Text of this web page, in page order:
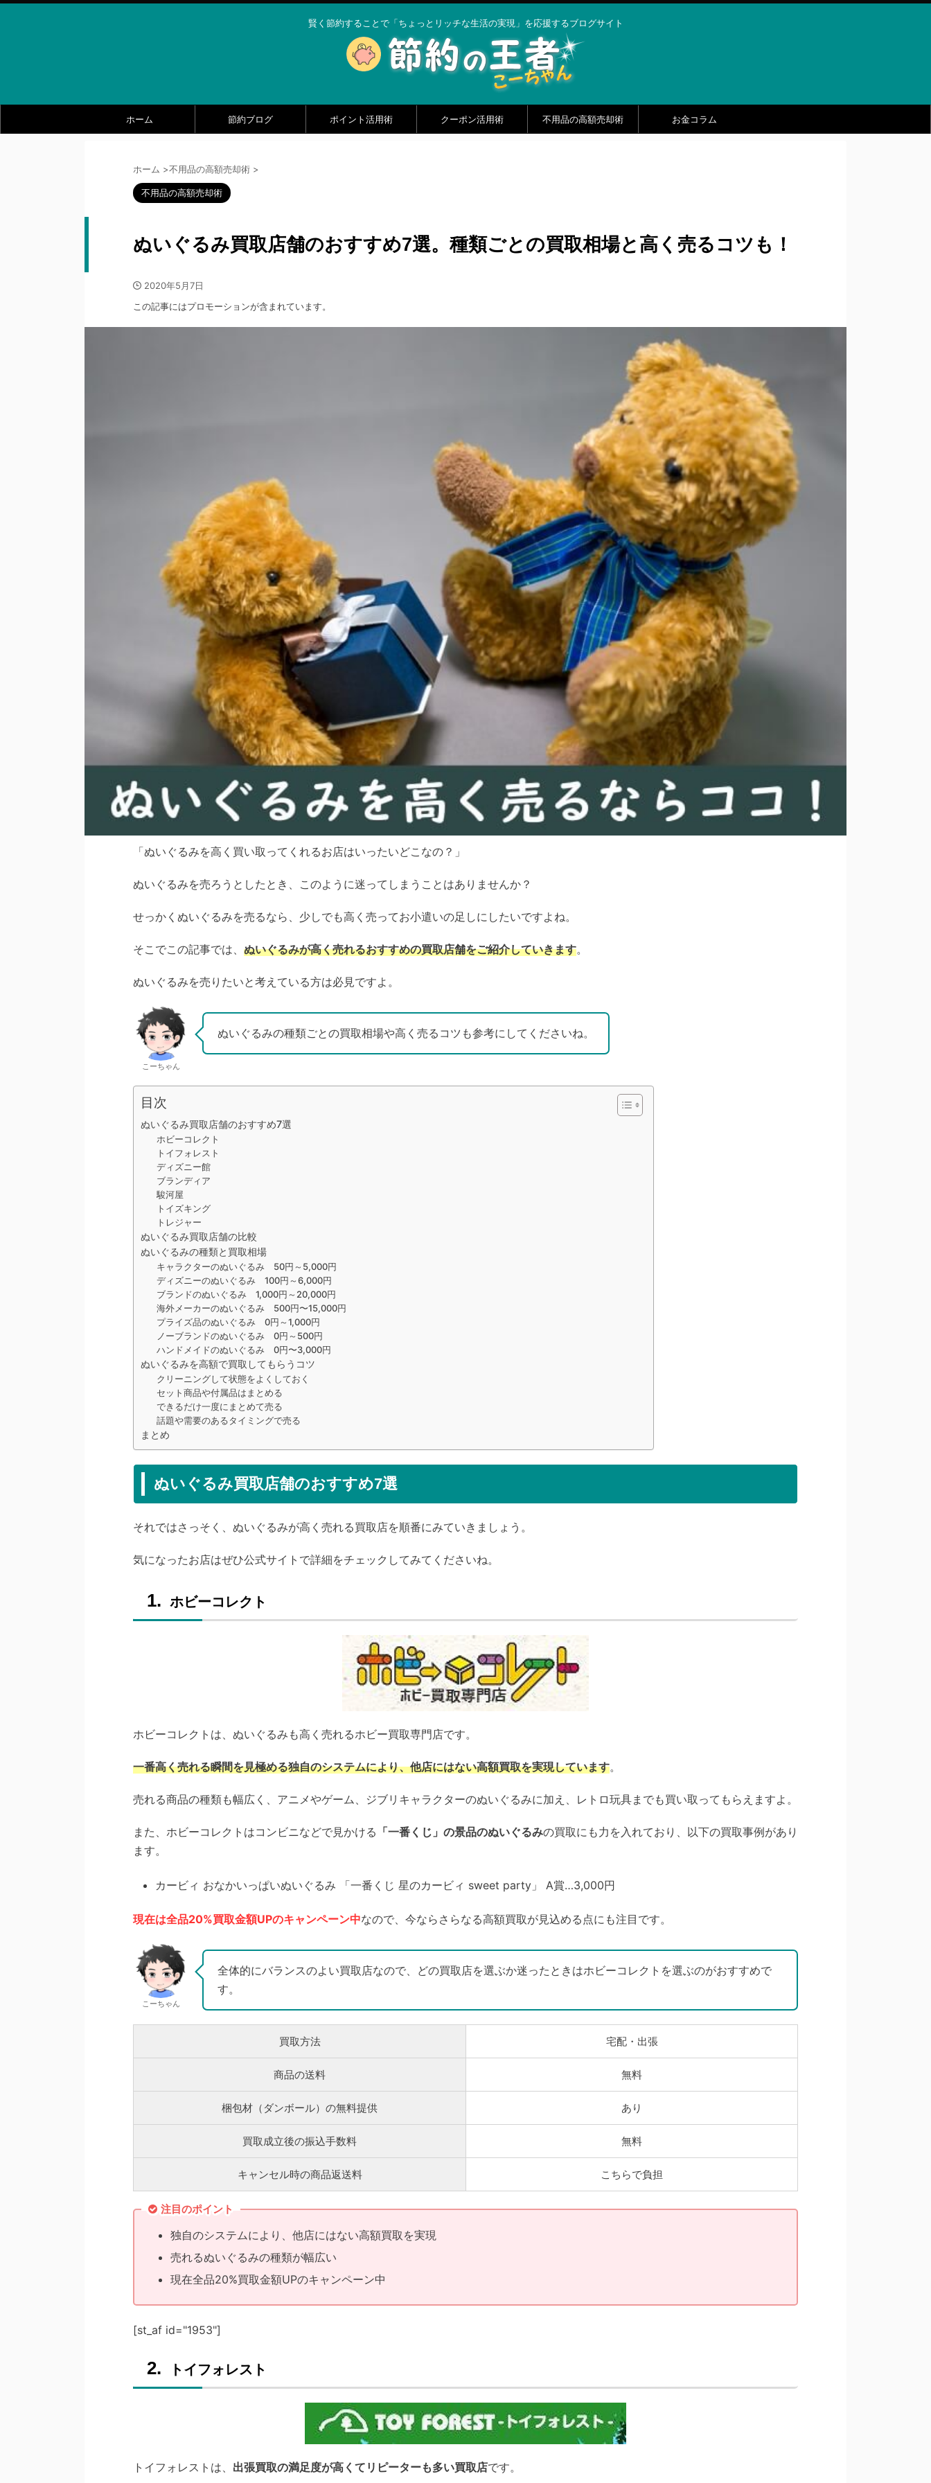
賢く節約することで「ちょっとリッチな生活の実現」を応援するブログサイト
ホーム 節約ブログ ポイント活用術 クーポン活用術 不用品の高額売却術 お金コラム
ホーム >不用品の高額売却術 >
不用品の高額売却術
ぬいぐるみ買取店舗のおすすめ7選。種類ごとの買取相場と高く売るコツも！
2020年5月7日
この記事にはプロモーションが含まれています。
「ぬいぐるみを高く買い取ってくれるお店はいったいどこなの？」
ぬいぐるみを売ろうとしたとき、このように迷ってしまうことはありませんか？
せっかくぬいぐるみを売るなら、少しでも高く売ってお小遣いの足しにしたいですよね。
そこでこの記事では、 ぬいぐるみが高く売れるおすすめの買取店舗をご紹介していきます。
ぬいぐるみを売りたいと考えている方は必見ですよ。
こーちゃん
ぬいぐるみの種類ごとの買取相場や高く売るコツも参考にしてくださいね。
目次
ぬいぐるみ買取店舗のおすすめ7選
ホビーコレクト
トイフォレスト
ディズニー館
ブランディア
駿河屋
トイズキング
トレジャー
ぬいぐるみ買取店舗の比較
ぬいぐるみの種類と買取相場
キャラクターのぬいぐるみ 50円～5,000円
ディズニーのぬいぐるみ 100円～6,000円
ブランドのぬいぐるみ 1,000円～20,000円
海外メーカーのぬいぐるみ 500円〜15,000円
プライズ品のぬいぐるみ 0円～1,000円
ノーブランドのぬいぐるみ 0円～500円
ハンドメイドのぬいぐるみ 0円〜3,000円
ぬいぐるみを高額で買取してもらうコツ
クリーニングして状態をよくしておく
セット商品や付属品はまとめる
できるだけ一度にまとめて売る
話題や需要のあるタイミングで売る
まとめ
ぬいぐるみ買取店舗のおすすめ7選
それではさっそく、ぬいぐるみが高く売れる買取店を順番にみていきましょう。
気になったお店はぜひ公式サイトで詳細をチェックしてみてくださいね。
ホビーコレクト
ホビーコレクトは、ぬいぐるみも高く売れるホビー買取専門店です。
一番高く売れる瞬間を見極める独自のシステムにより、他店にはない高額買取を実現しています。
売れる商品の種類も幅広く、アニメやゲーム、ジブリキャラクターのぬいぐるみに加え、レトロ玩具までも買い取ってもらえますよ。
また、ホビーコレクトはコンビニなどで見かける 「一番くじ」の景品のぬいぐるみの買取にも力を入れており、以下の買取事例があり
ます。
カービィ おなかいっぱいぬいぐるみ 「一番くじ 星のカービィ sweet party」 A賞…3,000円
現在は全品20%買取金額UPのキャンペーン中なので、今ならさらなる高額買取が見込める点にも注目です。
こーちゃん
全体的にバランスのよい買取店なので、どの買取店を選ぶか迷ったときはホビーコレクトを選ぶのがおすすめで
す。
買取方法 宅配・出張
商品の送料 無料
梱包材（ダンボール）の無料提供 あり
買取成立後の振込手数料 無料
キャンセル時の商品返送料 こちらで負担
注目のポイント
独自のシステムにより、他店にはない高額買取を実現
売れるぬいぐるみの種類が幅広い
現在全品20%買取金額UPのキャンペーン中
[st_af id="1953"]
トイフォレスト
トイフォレストは、 出張買取の満足度が高くてリピーターも多い買取店です。